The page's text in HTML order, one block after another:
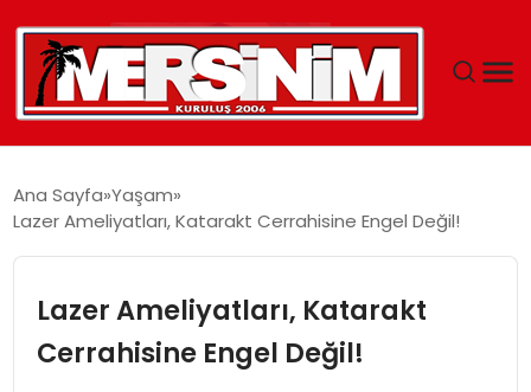
GÜNCEL
SAĞLIK
Ana Sayfa Yaşam
Lazer Ameliyatları, Katarakt Cerrahisine Engel Değil!
Lazer Ameliyatları, Katarakt
Cerrahisine Engel Değil!